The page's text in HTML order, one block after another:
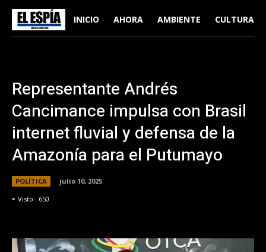
INICIO AHORA AMBIENTE CULTURA
Representante Andrés
Cancimance impulsa con Brasil
internet fluvial y defensa de la
Amazonía para el Putumayo
POLÍTICA
julio 10, 2025
Visto : 650